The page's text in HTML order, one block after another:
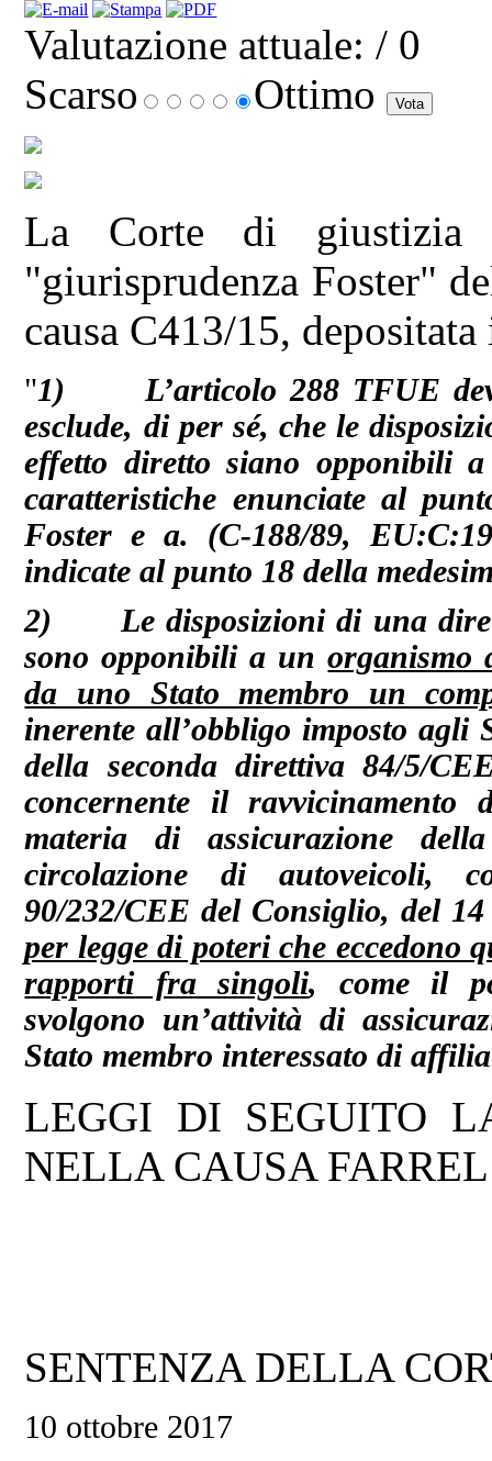
Valutazione attuale: / 0
Scarso
Ottimo
La Corte di giustizia
"giurisprudenza Foster"
causa C413/15,
"1) L’articolo 288 TFUE deve
esclude, di per sé, che le
effetto diretto siano opponibili
caratteristiche enunciate al
Foster e a. (C‑188/89,
indicate al punto 18 della
2) Le disposizioni di una
sono opponibili a unorganismo
da uno Stato membro un
inerente all’obbligo imposto
della seconda direttiva 84/5/
concernente il
materia di assicurazione
circolazione di autoveicoli,
90/232/CEE del Consiglio, del
per legge di poteri che
rapporti fra singoli, come il
svolgono un’attività di
Stato membro interessato di
LEGGI DI SEGUITO
NELLA CAUSA
SENTENZA DELLA
10 ottobre 2017